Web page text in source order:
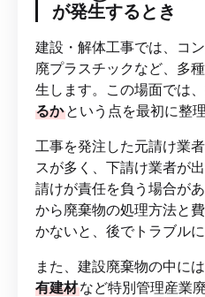
が発生するとき
建設・解体工事では、コ
廃プラスチックなど、多
生します。この場面では、
るか という点を最初に整
工事を発注した元請け業
スが多く、下請け業者が
請けが責任を負う場合が
から廃棄物の処理方法と
かないと、後でトラブル
また、建設廃棄物の中には
有建材など特別管理産業